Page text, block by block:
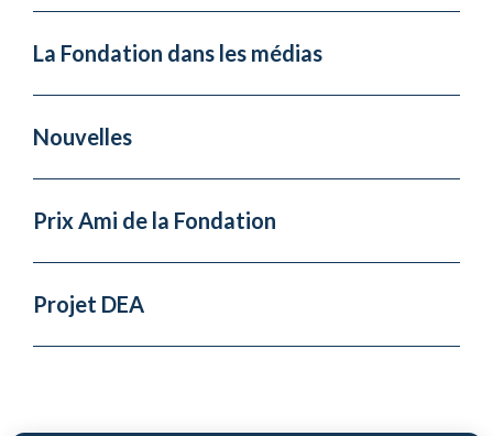
La Fondation dans les médias
Nouvelles
Prix Ami de la Fondation
Projet DEA